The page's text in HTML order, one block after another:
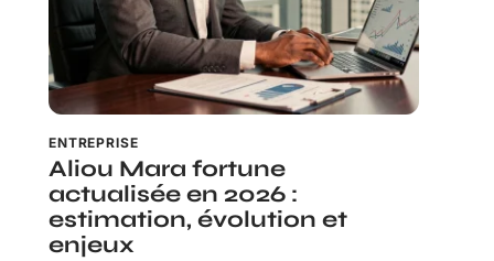
ENTREPRISE
Aliou Mara fortune
actualisée en 2026 :
estimation, évolution et
enjeux